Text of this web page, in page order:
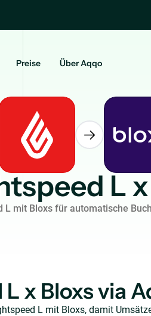
Preise Über Aqqo
L
L mit Bloxs für automatische
x Bloxs via
L mit Bloxs, damit